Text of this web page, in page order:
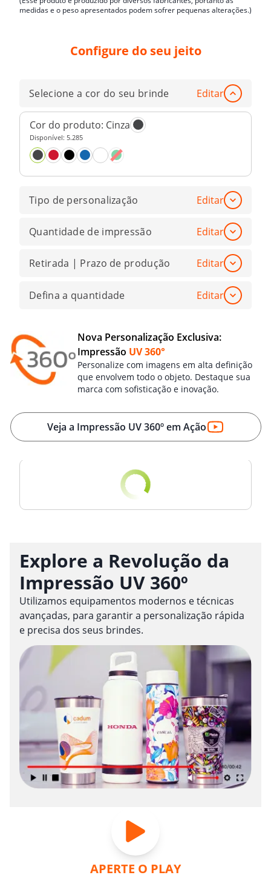
medidas e o peso apresentados podem sofrer pequenas alterações.)
Configure do seu jeito
Selecione a cor do seu brinde Editar
Cor do produto: Cinza
Disponível: 5.285
Tipo de personalização Editar
Quantidade de impressão Editar
Retirada | Prazo de produção Editar
Defina a quantidade Editar
Nova Personalização Exclusiva:
Impressão UV 360°
Personalize com imagens em alta definição
que envolvem todo o objeto. Destaque sua
marca com sofisticação e inovação.
Veja a Impressão UV 360º em Ação
Explore a Revolução da
Impressão UV 360º
Utilizamos equipamentos modernos e técnicas
avançadas, para garantir a personalização rápida
e precisa dos seus brindes.
APERTE O PLAY